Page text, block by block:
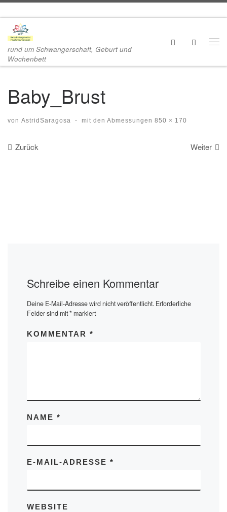
Zum Inhalt springen
rund um Schwangerschaft, Geburt und
Wochenbett
Search
Baby_Brust
von AstridSaragosa - mit den Abmessungen 850 × 170
Bilder Navigation
Zurück Weiter
Schreibe einen Kommentar
Deine E-Mail-Adresse wird nicht veröffentlicht. Erforderliche
Felder sind mit*markiert
KOMMENTAR *
NAME *
E-MAIL-ADRESSE *
WEBSITE